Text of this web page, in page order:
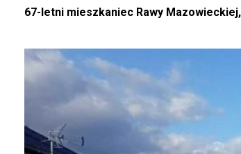
67-letni mieszkaniec Rawy